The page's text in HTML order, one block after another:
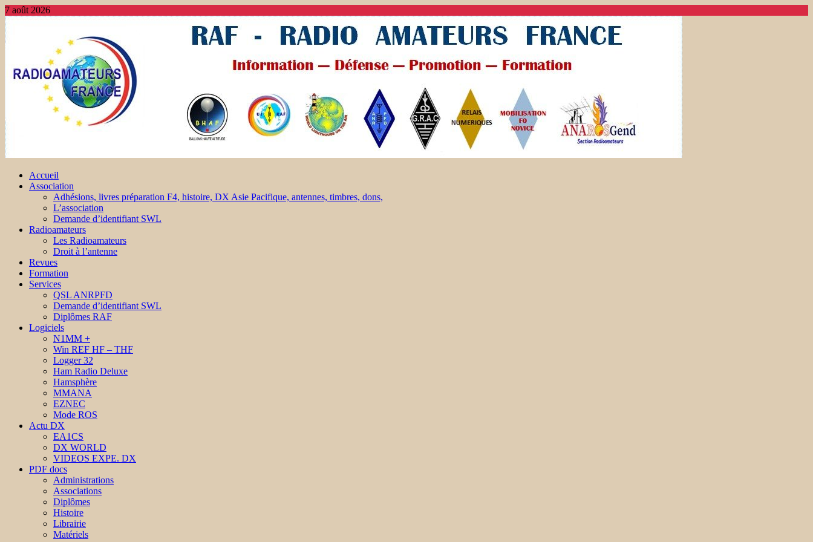
7 août 2026
Accueil
Association
Adhésions, livres préparation F4, histoire, DX Asie Pacifique, antennes, timbres, dons,
L’association
Demande d’identifiant SWL
Radioamateurs
Les Radioamateurs
Droit à l’antenne
Revues
Formation
Services
QSL ANRPFD
Demande d’identifiant SWL
Diplômes RAF
Logiciels
N1MM +
Win REF HF – THF
Logger 32
Ham Radio Deluxe
Hamsphère
MMANA
EZNEC
Mode ROS
Actu DX
EA1CS
DX WORLD
VIDEOS EXPE. DX
PDF docs
Administrations
Associations
Diplômes
Histoire
Librairie
Matériels